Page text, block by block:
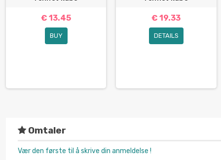
€ 13.45
BUY
€ 19.33
DETAILS
Omtaler
Vær den første til å skrive din anmeldelse !